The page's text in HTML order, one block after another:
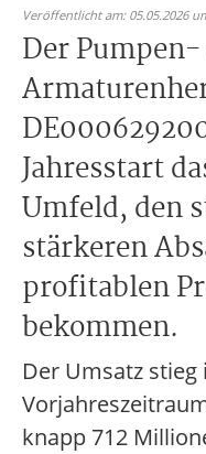
Veröffentlicht am: 05.05.2026
Der
Jahresstart
Umfeld, den
stärkeren
profitablen
bekommen.
Der Umsatz stieg
knapp 712